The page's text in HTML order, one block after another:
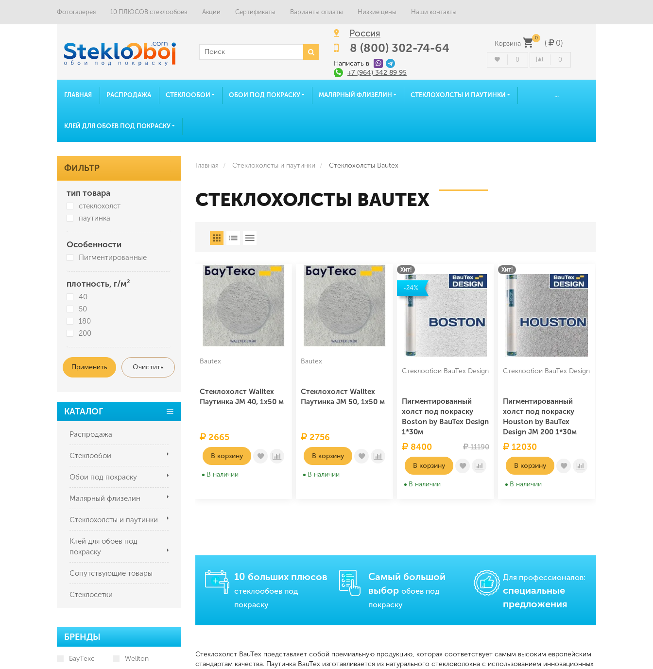
Фотогалерея 10 ПЛЮСОВ стеклообоев Акции Сертификаты Варианты оплаты Низкие цены Наши контакты
Россия
8 (800) 302-74-64
Написать в
+7 (964) 342 89 95
Корзина
0
( 0)
0 0
ГЛАВНАЯ РАСПРОДАЖА СТЕКЛООБОИ ОБОИ ПОД ПОКРАСКУ МАЛЯРНЫЙ ФЛИЗЕЛИН СТЕКЛОХОЛСТЫ И ПАУТИНКИ
КЛЕЙ ДЛЯ ОБОЕВ ПОД ПОКРАСКУ
...
ФИЛЬТР
тип товара
стеклохолст
паутинка
Особенности
Пигментированные
плотность, г/м²
40
50
180
200
Применить Очистить
КАТАЛОГ
Распродажа
Стеклообои
Обои под покраску
Малярный флизелин
Стеклохолсты и паутинки
Клей для обоев под
покраску
Сопутствующие товары
Стеклосетки
БРЕНДЫ
БауТекс Wellton
Главная Стеклохолсты и паутинки Стеклохолсты Bautex
СТЕКЛОХОЛСТЫ BAUTEX
Bautex
Стеклохолст Walltex
Паутинка JM 40, 1х50 м
2665
В корзину
В наличии
Bautex
Стеклохолст Walltex
Паутинка JM 50, 1х50 м
2756
В корзину
В наличии
Хит!
-24%
Стеклообои BauTex Design
Пигментированный
холст под покраску
Boston by BauTex Design
1*30м
8400 11190
В корзину
В наличии
Хит!
Стеклообои BauTex Design
Пигментированный
холст под покраску
Houston by BauTex
Design JM 200 1*30м
12030
В корзину
В наличии
10 больших плюсов
стеклообоев под
покраску
Самый большой
выборобоев под
покраску
Для профессионалов:
cпециальные
предложения
Стеклохолст BauTex представляет собой премиальную продукцию, которая соответствует самым высоким европейским
стандартам качества. Паутинка BauTex изготавливается из натурального стекловолокна с использованием инновационных